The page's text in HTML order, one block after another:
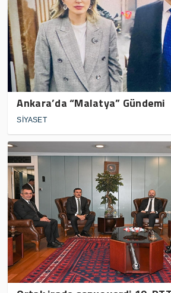
Ankara’da “Malatya” Gündemi
SİYASET